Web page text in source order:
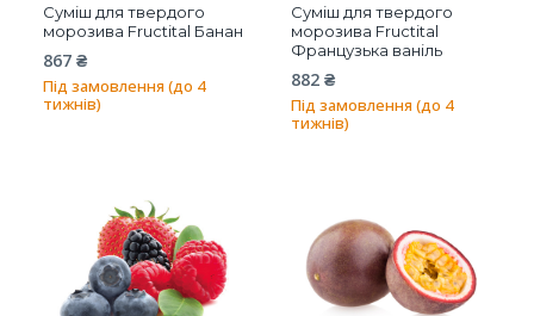
Суміш для твердого
морозива Fructital Банан
867 ₴
Під замовлення (до 4
тижнів)
Суміш для твердого
морозива Fructital
Французька ваніль
882 ₴
Під замовлення (до 4
тижнів)